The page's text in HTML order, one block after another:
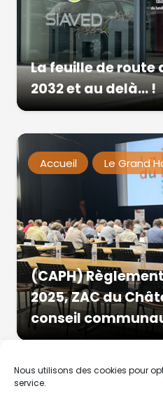
Nous utilisons des cookies pour
service.
La feuille de route
2032 et au delà… !
Accueil Le Grand
(CAPH)
2025, ZAC du
conseil